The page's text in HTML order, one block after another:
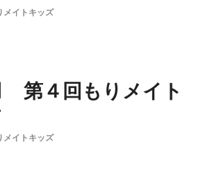
メイトキッズ
第４回もりメイト
メイトキッズ